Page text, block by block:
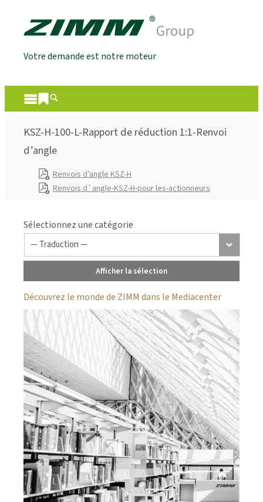
Votre demande est notre moteur
KSZ-H-100-L-Rapport de réduction 1:1-Renvoi
d’angle
Renvois d’angle KSZ-H
Renvois d`angle-KSZ-H-pour les-actionneurs
Sélectionnez une catégorie
Afficher la sélection
Découvrez le monde de ZIMM dans le Mediacenter